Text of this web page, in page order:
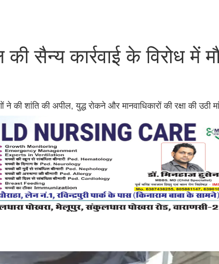
सैन्य कार्रवाई के विरोध में
शांति की अपील, युद्ध रोकने और मानवाधिकारों की रक्षा की उठी